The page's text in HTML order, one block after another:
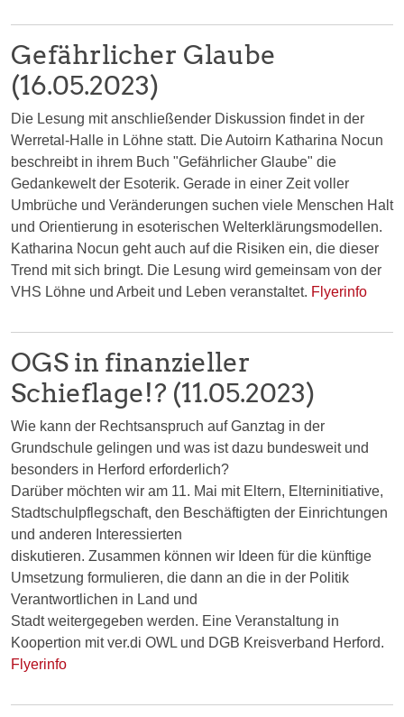
Gefährlicher Glaube
(16.05.2023)
Die Lesung mit anschließender Diskussion findet in der
Werretal-Halle in Löhne statt. Die Autoirn Katharina Nocun
beschreibt in ihrem Buch "Gefährlicher Glaube" die
Gedankewelt der Esoterik. Gerade in einer Zeit voller
Umbrüche und Veränderungen suchen viele Menschen Halt
und Orientierung in esoterischen Welterklärungsmodellen.
Katharina Nocun geht auch auf die Risiken ein, die dieser
Trend mit sich bringt. Die Lesung wird gemeinsam von der
VHS Löhne und Arbeit und Leben veranstaltet. Flyerinfo
OGS in finanzieller
Schieflage!? (11.05.2023)
Wie kann der Rechtsanspruch auf Ganztag in der
Grundschule gelingen und was ist dazu bundesweit und
besonders in Herford erforderlich?
Darüber möchten wir am 11. Mai mit Eltern, Elterninitiative,
Stadtschulpflegschaft, den Beschäftigten der Einrichtungen
und anderen Interessierten
diskutieren. Zusammen können wir Ideen für die künftige
Umsetzung formulieren, die dann an die in der Politik
Verantwortlichen in Land und
Stadt weitergegeben werden. Eine Veranstaltung in
Koopertion mit ver.di OWL und DGB Kreisverband Herford.
Flyerinfo